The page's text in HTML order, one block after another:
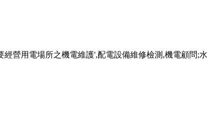
營用電場所之機電維護',配電設備維修檢測,機電顧問;